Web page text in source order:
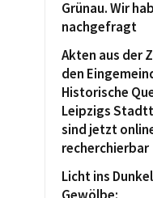
Grünau. Wir
nachgefragt
Akten aus der
den
Historische
Leipzigs
sind jetzt
recherchierbar
Licht ins